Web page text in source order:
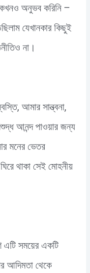
অনুভব করিনি –
যেখানকার কিছুই
না।
আমার সান্ত্বনা,
আনন্দ পাওয়ার জন্য
মনের ভেতর
থাকা সেই মোহনীয়
সময়ের একটি
আদিমতা থেকে